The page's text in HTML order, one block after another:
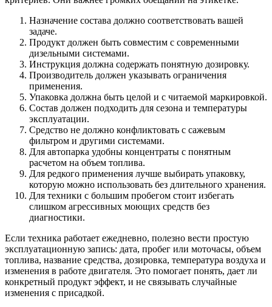
Назначение состава должно соответствовать вашей
задаче.
Продукт должен быть совместим с современными
дизельными системами.
Инструкция должна содержать понятную дозировку.
Производитель должен указывать ограничения
применения.
Упаковка должна быть целой и с читаемой маркировкой.
Состав должен подходить для сезона и температуры
эксплуатации.
Средство не должно конфликтовать с сажевым
фильтром и другими системами.
Для автопарка удобны концентраты с понятным
расчетом на объем топлива.
Для редкого применения лучше выбирать упаковку,
которую можно использовать без длительного хранения.
Для техники с большим пробегом стоит избегать
слишком агрессивных моющих средств без
диагностики.
Если техника работает ежедневно, полезно вести простую
эксплуатационную запись: дата, пробег или моточасы, объем
топлива, название средства, дозировка, температура воздуха и
изменения в работе двигателя. Это помогает понять, дает ли
конкретный продукт эффект, и не связывать случайные
изменения с присадкой.